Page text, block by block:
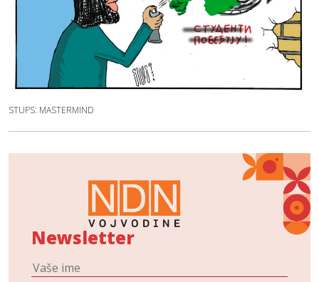
STUPS: MASTERMIND
Newsletter